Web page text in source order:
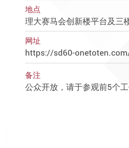
地点
理大赛马会创新楼平台及三
网址
https://sd60-
备注
公众开放，请于参观前5个工